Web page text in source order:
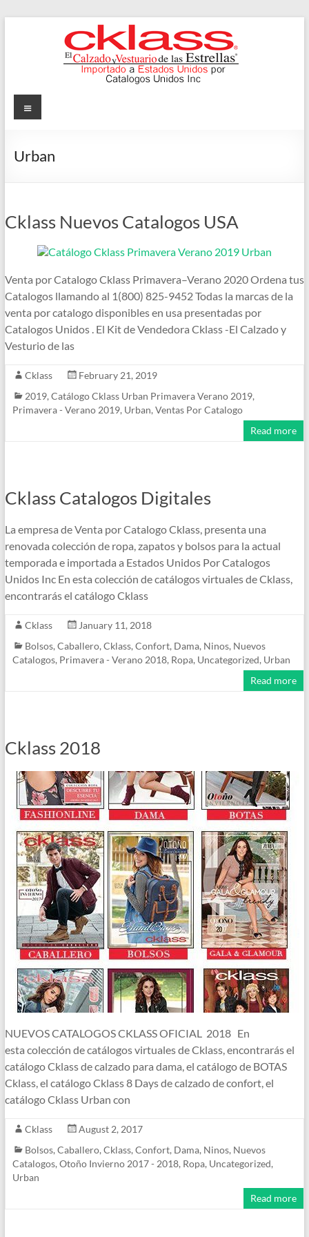
Cklass
y
Estrellas
Menu
Urban
Cklass Nuevos Catalogos USA
Venta por Catalogo Cklass Primavera–Verano 2020 Ordena tus
Catalogos llamando al 1(800) 825-9452 Todas la marcas de la
venta por catalogo disponibles en usa presentadas por
Catalogos Unidos . El Kit de Vendedora Cklass -El Calzado y
Vesturio de las
Cklass
February 21, 2019
2019, Catálogo Cklass Urban Primavera Verano 2019,
Primavera - Verano 2019, Urban, Ventas Por Catalogo
Read more
Cklass Catalogos Digitales
La empresa de Venta por Catalogo Cklass, presenta una
renovada colección de ropa, zapatos y bolsos para la actual
temporada e importada a Estados Unidos Por Catalogos
Unidos Inc En esta colección de catálogos virtuales de Cklass,
encontrarás el catálogo Cklass
Cklass
January 11, 2018
Bolsos, Caballero, Cklass, Confort, Dama, Ninos, Nuevos
Catalogos, Primavera - Verano 2018, Ropa, Uncategorized, Urban
Read more
Cklass 2018
NUEVOS CATALOGOS CKLASS OFICIAL 2018 En
esta colección de catálogos virtuales de Cklass, encontrarás el
catálogo Cklass de calzado para dama, el catálogo de BOTAS
Cklass, el catálogo Cklass 8 Days de calzado de confort, el
catálogo Cklass Urban con
Cklass
August 2, 2017
Bolsos, Caballero, Cklass, Confort, Dama, Ninos, Nuevos
Catalogos, Otoño Invierno 2017 - 2018, Ropa, Uncategorized,
Urban
Read more